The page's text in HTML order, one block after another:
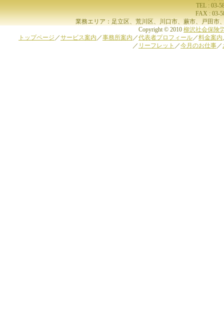
TEL : 03-
FAX : 03-
業務エリア：足立区、荒川区、川口市、蕨市、戸田市
Copyright © 2010 柳沢社会保険
トップページ ／サービス案内 ／事務所案内 ／代表者プロフィール ／料金案内
／ リーフレット ／今月のお仕事 ／